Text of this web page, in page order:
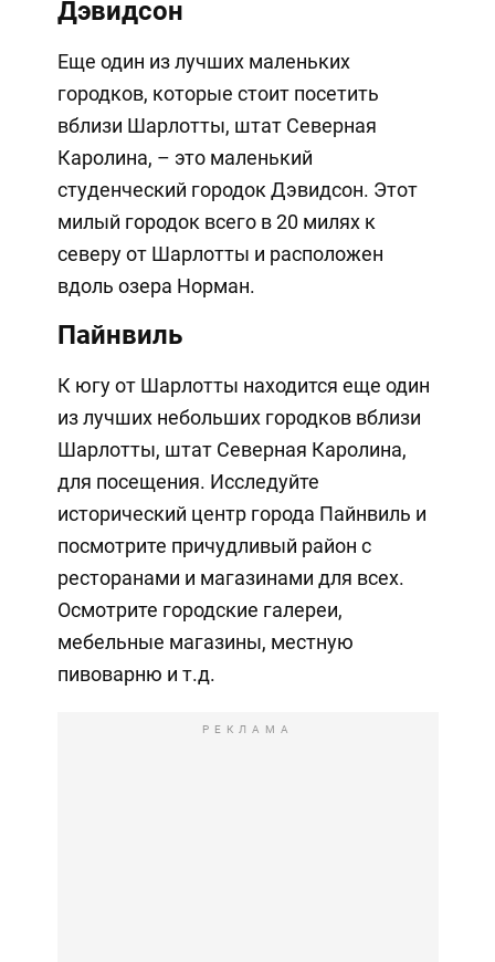
Дэвидсон
Еще один из лучших маленьких
городков, которые стоит посетить
вблизи Шарлотты, штат Северная
Каролина, – это маленький
студенческий городок Дэвидсон. Этот
милый городок всего в 20 милях к
северу от Шарлотты и расположен
вдоль озера Норман.
Пайнвиль
К югу от Шарлотты находится еще один
из лучших небольших городков вблизи
Шарлотты, штат Северная Каролина,
для посещения. Исследуйте
исторический центр города Пайнвиль и
посмотрите причудливый район с
ресторанами и магазинами для всех.
Осмотрите городские галереи,
мебельные магазины, местную
пивоварню и т.д.
РЕКЛАМА